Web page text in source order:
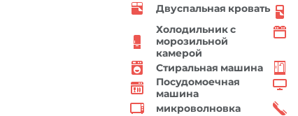
Двуспальная кровать
Холодильник с
морозильной
камерой
Стиральная машина
Посудомоечная
машина
микроволновка